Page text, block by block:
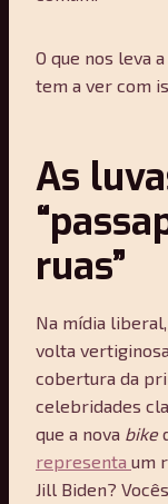
O que nos leva
tem a ver com
As
ruas”
Na mídia
volta
cobertura da
celebridades
que a nova bike
representa um
Jill Biden?